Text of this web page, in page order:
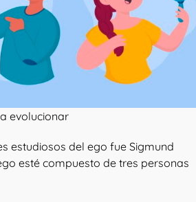
evolucionar
estudiosos del ego fue Sigmund
esté compuesto de tres personas